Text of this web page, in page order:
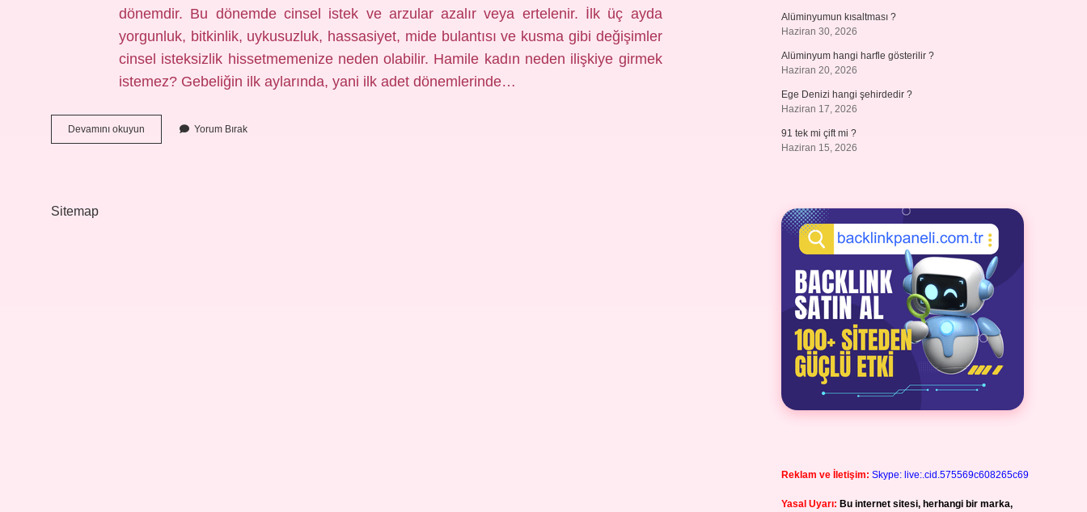
dönemdir. Bu dönemde cinsel istek ve arzular azalır veya ertelenir. İlk üç ayda
yorgunluk, bitkinlik, uykusuzluk, hassasiyet, mide bulantısı ve kusma gibi değişimler
cinsel isteksizlik hissetmemenize neden olabilir. Hamile kadın neden ilişkiye girmek
istemez? Gebeliğin ilk aylarında, yani ilk adet dönemlerinde…
Devamını okuyun
Kadın
Yorum Bırak
Sitemap
Alüminyumun kısaltması ?
Haziran 30, 2026
Alüminyum hangi harfle gösterilir ?
Haziran 20, 2026
Ege Denizi hangi şehirdedir ?
Haziran 17, 2026
91 tek mi çift mi ?
Haziran 15, 2026
Reklam ve İletişim: Skype: live:.cid.575569c608265c69
Yasal Uyarı: Bu internet sitesi, herhangi bir marka,